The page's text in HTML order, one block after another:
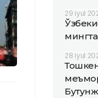
29 iyul
28 iyul